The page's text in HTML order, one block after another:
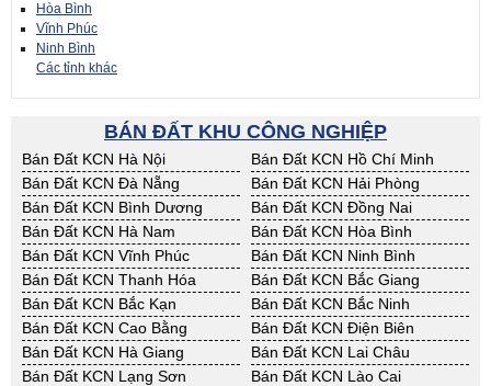
Hòa Bình
Vĩnh Phúc
Ninh Bình
Các tỉnh khác
BÁN ĐẤT KHU CÔNG NGHIỆP
Bán Đất KCN Hà Nội
Bán Đất KCN Hồ Chí Minh
Bán Đất KCN Đà Nẵng
Bán Đất KCN Hải Phòng
Bán Đất KCN Bình Dương
Bán Đất KCN Đồng Nai
Bán Đất KCN Hà Nam
Bán Đất KCN Hòa Bình
Bán Đất KCN Vĩnh Phúc
Bán Đất KCN Ninh Bình
Bán Đất KCN Thanh Hóa
Bán Đất KCN Bắc Giang
Bán Đất KCN Bắc Kạn
Bán Đất KCN Bắc Ninh
Bán Đất KCN Cao Bằng
Bán Đất KCN Điện Biên
Bán Đất KCN Hà Giang
Bán Đất KCN Lai Châu
Bán Đất KCN Lạng Sơn
Bán Đất KCN Lào Cai